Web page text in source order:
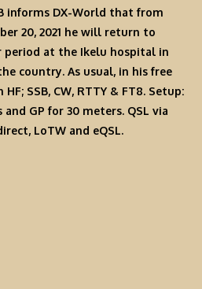
informs DX-World that from
20, 2021 he will return to
period at the Ikelu hospital in
country. As usual, in his free
SSB, CW, RTTY & FT8. Setup:
GP for 30 meters. QSL via
LoTW and eQSL.